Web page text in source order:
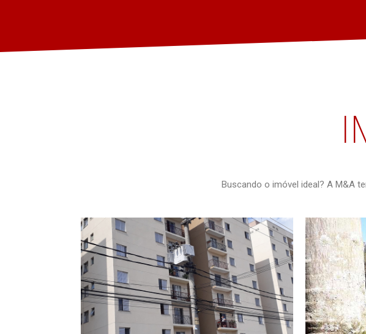
Buscando o imóvel ideal? A M&A